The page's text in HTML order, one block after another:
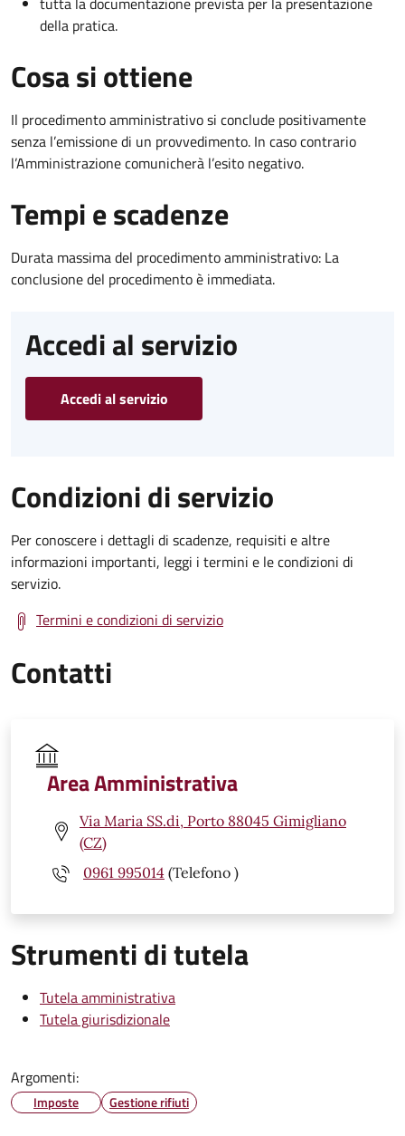
della pratica.
Cosa si ottiene
Il procedimento amministrativo si conclude positivamente
senza l’emissione di un provvedimento. In caso contrario
l’Amministrazione comunicherà l’esito negativo.
Tempi e scadenze
Durata massima del procedimento amministrativo: La
conclusione del procedimento è immediata.
Accedi al servizio
Accedi al servizio
Condizioni di servizio
Per conoscere i dettagli di scadenze, requisiti e altre
informazioni importanti, leggi i termini e le condizioni di
servizio.
Termini e condizioni di servizio
Contatti
Area Amministrativa
Via Maria SS.di, Porto 88045 Gimigliano
(CZ)
0961 995014 (Telefono )
Strumenti di tutela
Tutela amministrativa
Tutela giurisdizionale
Argomenti:
Imposte Gestione rifiuti